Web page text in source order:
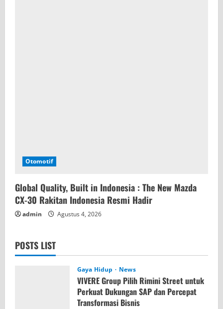
Otomotif
Global Quality, Built in Indonesia : The New Mazda
CX-30 Rakitan Indonesia Resmi Hadir
admin Agustus 4, 2026
POSTS LIST
Gaya Hidup News
VIVERE Group Pilih Rimini Street untuk
Perkuat Dukungan SAP dan Percepat
Transformasi Bisnis